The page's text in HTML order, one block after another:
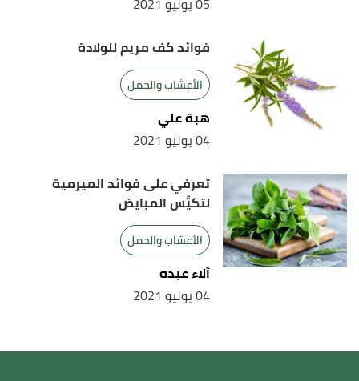
فوائد كف مريم للولادة
الأعشاب والحمل
هبة علي
04 يوليو 2021
تعرفي على فوائد الميرمية
لتكيُّس المبايض
الأعشاب والحمل
آلاء عبده
04 يوليو 2021